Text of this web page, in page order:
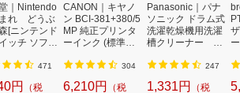
｜Nintendo
れ どうぶ
[ニンテンド
ッチ ソフ
471
円
（税
CANON｜キヤノ
ン BCI-381+380/5
MP 純正プリンタ
ーインク (標準容
3813805MP] 304
6,210円
（税
Panasonic｜パナ
ソニック ドラム式
洗濯乾燥機用洗濯
槽クリーナー N-
機 洗浄 洗剤 750m
l NW2]【rb_pcp】
247
1,331円
（税
T